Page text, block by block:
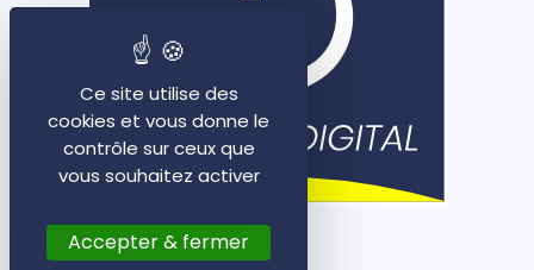
Rennes
Ce site utilise des
cookies et vous donne le
contrôle sur ceux que
vous souhaitez activer
Accepter & fermer